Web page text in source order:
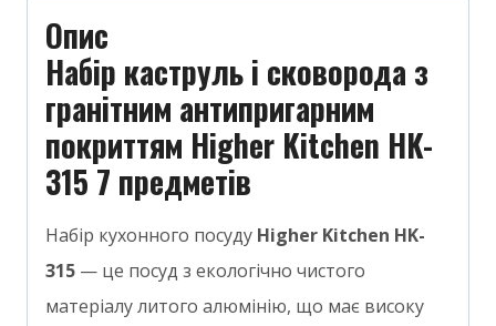
Опис
Набір каструль і сковорода з
гранітним антипригарним
покриттям Higher Kitchen HK-
315 7 предметів
Набір кухонного посуду Higher Kitchen HK-
315 — це посуд з екологічно чистого
матеріалу литого алюмінію, що має високу